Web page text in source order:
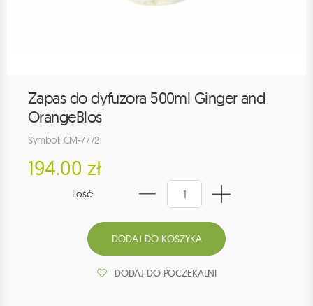
Zapas do dyfuzora 500ml Ginger and
OrangeBlos
Symbol: CM-7772
194.00 zł
Ilość:
DODAJ DO POCZEKALNI